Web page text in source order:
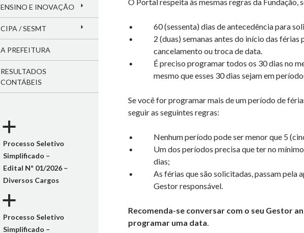
60 (sessenta) dias de antecedência para
2 (duas) semanas antes do início das férias
cancelamento ou troca de data.
É preciso programar todos os 30 dias no
mesmo que esses 30 dias sejam em
Se você for programar mais de um período de
seguir as seguintes regras:
Nenhum período pode ser menor que 5
Um dos períodos precisa que ter no
dias;
As férias que são solicitadas, passam pela
Gestor responsável.
Recomenda-se conversar com o seu Gestor
programar uma data.
ENSINO E INOVAÇÃO
CIPA / SESMT
A PREFEITURA
RESULTADOS
CONTÁBEIS
a
Processo Seletivo
Simplificado –
Edital Nº 01/2026 –
Diversos Cargos
a
Processo Seletivo
Simplificado –